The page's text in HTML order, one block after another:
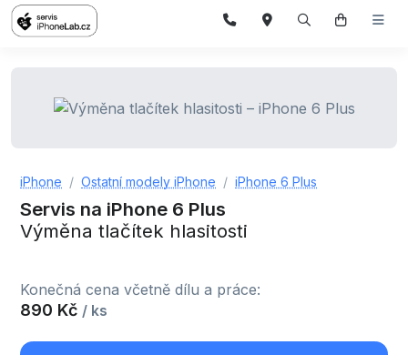
iPhone Ostatní modely iPhone iPhone 6 Plus
Servis na iPhone 6 Plus
Výměna tlačítek hlasitosti
Konečná cena včetně dílu a práce:
890 Kč / ks